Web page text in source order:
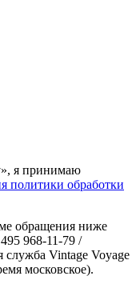
я принимаю
политики обработки
обращения ниже
968-11-79 /
служба Vintage Voyage
московское).